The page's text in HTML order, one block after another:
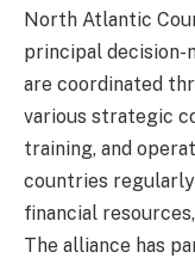
North Atlantic
principal decision-
are coordinated
various strategic
training, and
countries
financial
The alliance has